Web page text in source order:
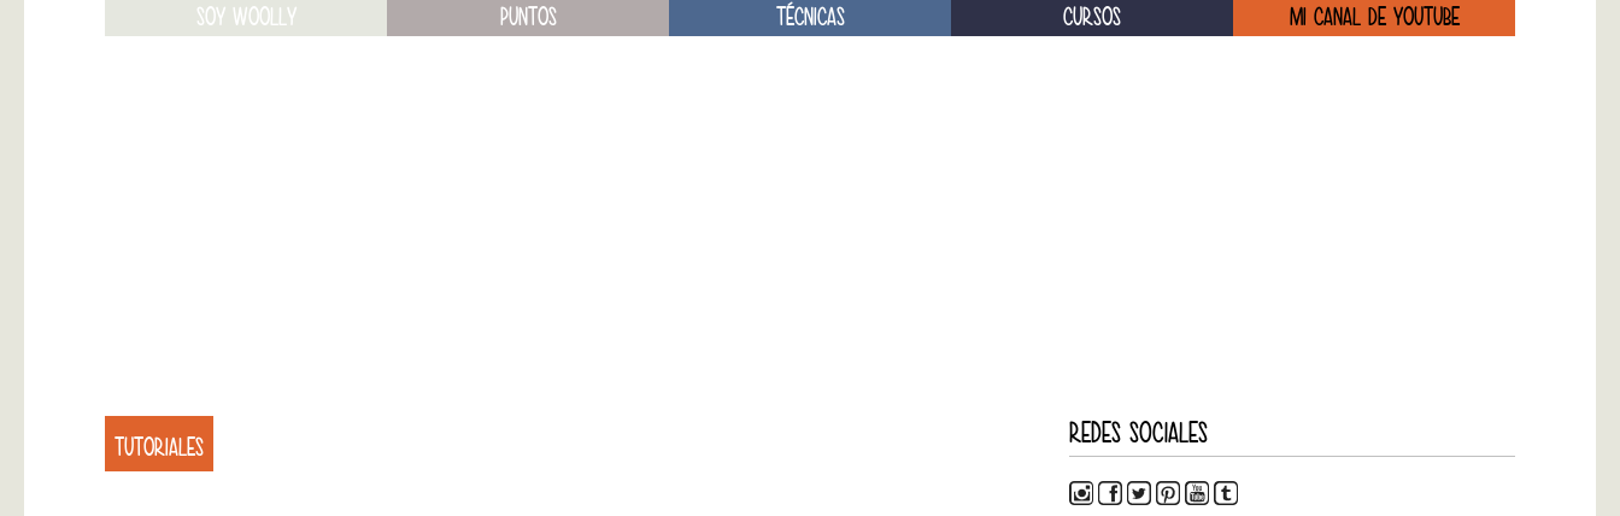
SOY WOOLLY PUNTOS TÉCNICAS CURSOS MI CANAL DE YOUTUBE
TUTORIALES REDES SOCIALES